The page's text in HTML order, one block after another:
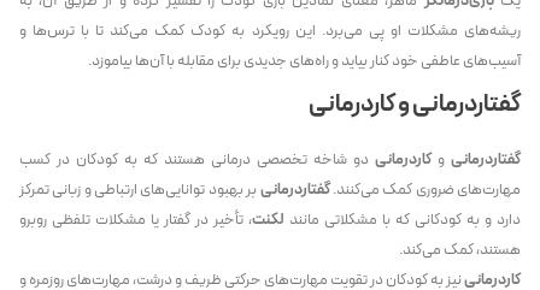
ریشه‌های مشکلات او پی می‌برد. این رویکرد به کودک کمک می‌کند تا با ترس‌ها و
آسیب‌های عاطفی خود کنار بیاید و راه‌های جدیدی برای مقابله با آن‌ها بیاموزد.
گفتاردرمانی و کاردرمانی
گفتاردرمانی وکاردرمانی دو شاخه تخصصی درمانی هستند که به کودکان در کسب
مهارت‌های ضروری کمک می‌کنند.گفتاردرمانی بر بهبود توانایی‌های ارتباطی و زبانی تمرکز
دارد و به کودکانی که با مشکلاتی مانند لکنت، تأخیر در گفتار یا مشکلات تلفظی روبرو
هستند، کمک می‌کند.
کاردرمانینیز به کودکان در تقویت مهارت‌های حرکتی ظریف و درشت، مهارت‌های روزمره و